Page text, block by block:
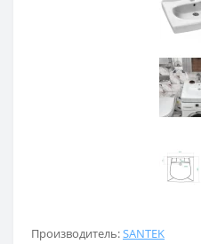
Производитель:SANTEK